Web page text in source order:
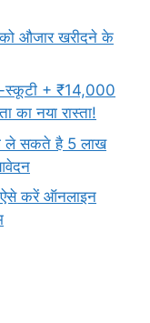
औजार खरीदने के
स्कूटी + ₹14,000
का नया रास्ता!
ले सकते है 5 लाख
करें ऑनलाइन